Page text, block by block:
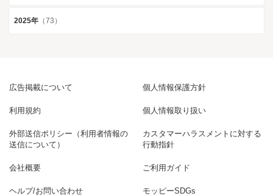
2025年 （73）
広告掲載について 個人情報保護方針
利用規約 個人情報取り扱い
外部送信ポリシー（利用者情報の
送信について）
カスタマーハラスメントに対する
行動指針
会社概要 ご利用ガイド
ヘルプ/お問い合わせ モッピーSDGs